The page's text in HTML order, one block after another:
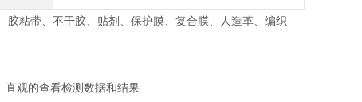
胶粘带、不干胶、贴剂、保护膜、复合膜、人造革、编织
直观的查看检测数据和结果